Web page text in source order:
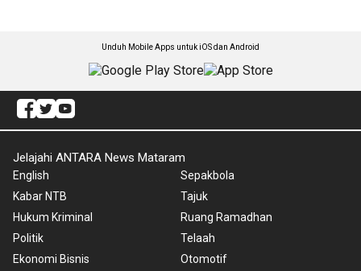
Unduh Mobile Apps untuk iOS dan Android
Jelajahi ANTARA News Mataram
English
Kabar NTB
Hukum Kriminal
Politik
Ekonomi Bisnis
Sepakbola
Tajuk
Ruang Ramadhan
Telaah
Otomotif